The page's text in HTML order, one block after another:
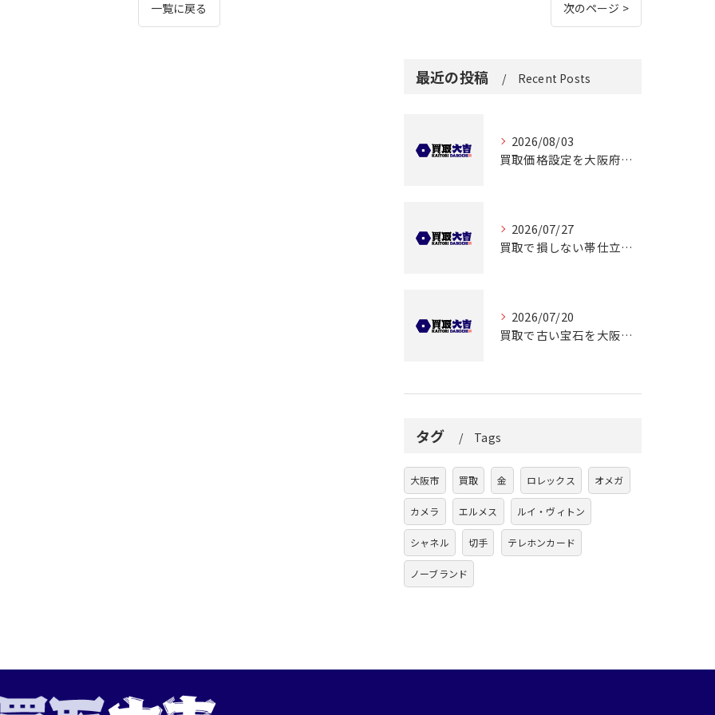
一覧に戻る 次のページ >
最近の投稿 Recent Posts
2026/08/03
買取価格設定を大阪府大阪市都島区友渕町で適正に行うための相場確認ポイント
2026/07/27
買取で損しない帯仕立て品の査定ポイントと価格アップのコツ解説
2026/07/20
買取で古い宝石を大阪府大阪市都島区大東町で高く売るコツと査定ポイント徹底解説
タグ Tags
大阪市 買取 金 ロレックス オメガ
カメラ エルメス ルイ・ヴィトン
シャネル 切手 テレホンカード
ノーブランド